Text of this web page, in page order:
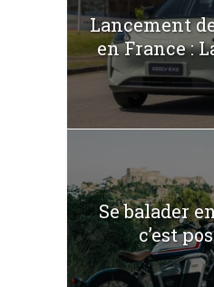
Lancement
en France :
Se balader
c’est